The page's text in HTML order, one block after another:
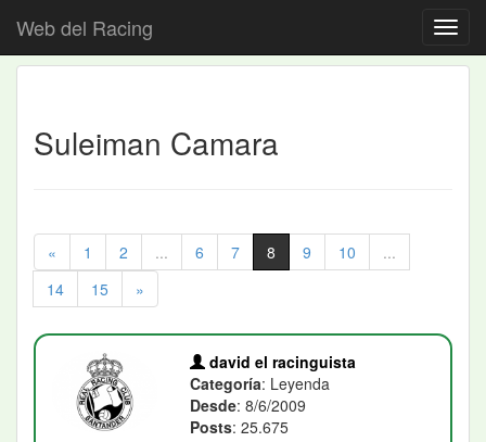
Web del Racing
Suleiman Camara
« 1 2 ... 6 7 8 9 10
...
14
15 »
david el racinguista
Categoría: Leyenda
Desde: 8/6/2009
Posts: 25.675